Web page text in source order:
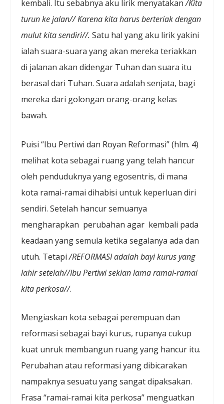
kembali. Itu sebabnya aku lirik menyatakan/Kita
turun ke jalan// Karena kita harus berteriak dengan
mulut kita sendiri//. Satu hal yang aku lirik yakini
ialah suara-suara yang akan mereka teriakkan
di jalanan akan didengar Tuhan dan suara itu
berasal dari Tuhan. Suara adalah senjata, bagi
mereka dari golongan orang-orang kelas
bawah.
Puisi “Ibu Pertiwi dan Royan Reformasi” (hlm. 4)
melihat kota sebagai ruang yang telah hancur
oleh penduduknya yang egosentris, di mana
kota ramai-ramai dihabisi untuk keperluan diri
sendiri. Setelah hancur semuanya
mengharapkan perubahan agar kembali pada
keadaan yang semula ketika segalanya ada dan
utuh. Tetapi/REFORMASI adalah bayi kurus yang
lahir setelah//Ibu Pertiwi sekian lama ramai-ramai
kita perkosa//.
Mengiaskan kota sebagai perempuan dan
reformasi sebagai bayi kurus, rupanya cukup
kuat unruk membangun ruang yang hancur itu.
Perubahan atau reformasi yang dibicarakan
nampaknya sesuatu yang sangat dipaksakan.
Frasa “ramai-ramai kita perkosa” menguatkan